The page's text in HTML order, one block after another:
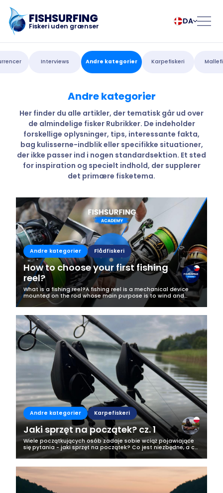
FISHSURFING
Fiskeri uden grænser
DA
български
Čeština
Deutsch
English
Español
Français
Italiano
Magyar
Nederlands
Norsk
Pусский
Slovenčina
Suomalainen
Svenska
Türk
Blog
Om appen
Fishsurfing
Business
Interviews Andre kategorier Karpefiskeri
Andre kategorier
Her finder du alle artikler, der tematisk går ud over
de almindelige fisker Rubrikker. De indeholder
forskellige oplysninger, tips, interessante fakta,
bag kulisserne-indblik eller specifikke situationer,
der ikke passer ind i nogen standardsektion. Et sted
for inspiration og specielt indhold, der supplerer
det primære fisketema.
Andre kategorier Flådfiskeri
How to choose your first fishing
reel?
What is a fishing reel?A fishing reel is a mechanical device
mounted on the rod whose main purpose is to wind and
release the line. It allows you to cast, and then to play and
land a fish. In...
Andre kategorier Karpefiskeri
Jaki sprzęt na początek? cz. 1
Wiele początkujących osób zadaje sobie wciąż pojawiające
się pytania - jaki sprzęt na początek? Co jest niezbędne, a co
można skupić później? Doskonale zdaje sobie z sprawę z
tego, że wędkarstwo,...